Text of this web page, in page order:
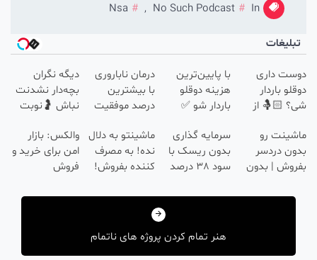
In
No Such Podcast
,
Nsa
داری
باردار
🤱🏻 از
با پایین‌ترین
هزینه دوقلو
باردار شو ✅
درمان ناباروری
با بیشترین
درصد موفقیت
دیگه نگران
بچه‌دار نشدنت
نباش 🤰نوبت
متخصصان
درمانت کنن
رو
دردسر
| بدون
سرمایه گذاری
بدون ریسک با
سود 38 درصد
ماشینتو به دلال
نده! به مصرف
کننده بفروش!
یک تماس
والکس: بازار
امن برای خرید و
فروش
دیجیتال
هنر تمام کردن پروژه های ناتمام